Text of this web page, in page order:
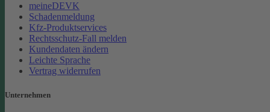
meineDEVK
Schadenmeldung
Kfz-Produktservices
Rechtsschutz-Fall melden
Kundendaten ändern
Leichte Sprache
Vertrag widerrufen
Unternehmen